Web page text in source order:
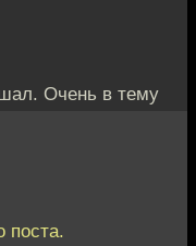
Очень в тему
поста.